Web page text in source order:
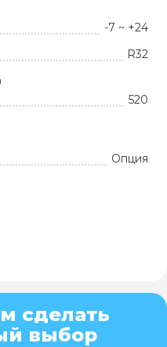
-7 ~ +24
R32
520
Опция
сделать
выбор